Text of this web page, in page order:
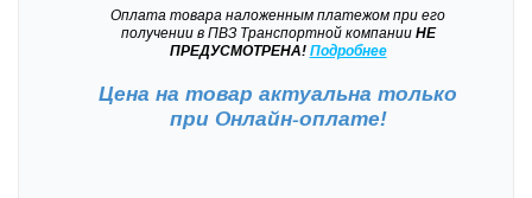
Оплата товара наложенным платежом при его
получении в ПВЗ Транспортной компанииНЕ
ПРЕДУСМОТРЕНА! Подробнее
Цена на товар актуальна только
при Онлайн-оплате!